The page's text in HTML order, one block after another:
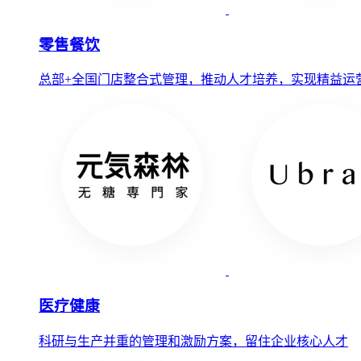
零售餐饮
总部+全国门店整合式管理，推动人才培养，实现精益运
医疗健康
科研与生产并重的管理和激励方案，留住企业核心人才